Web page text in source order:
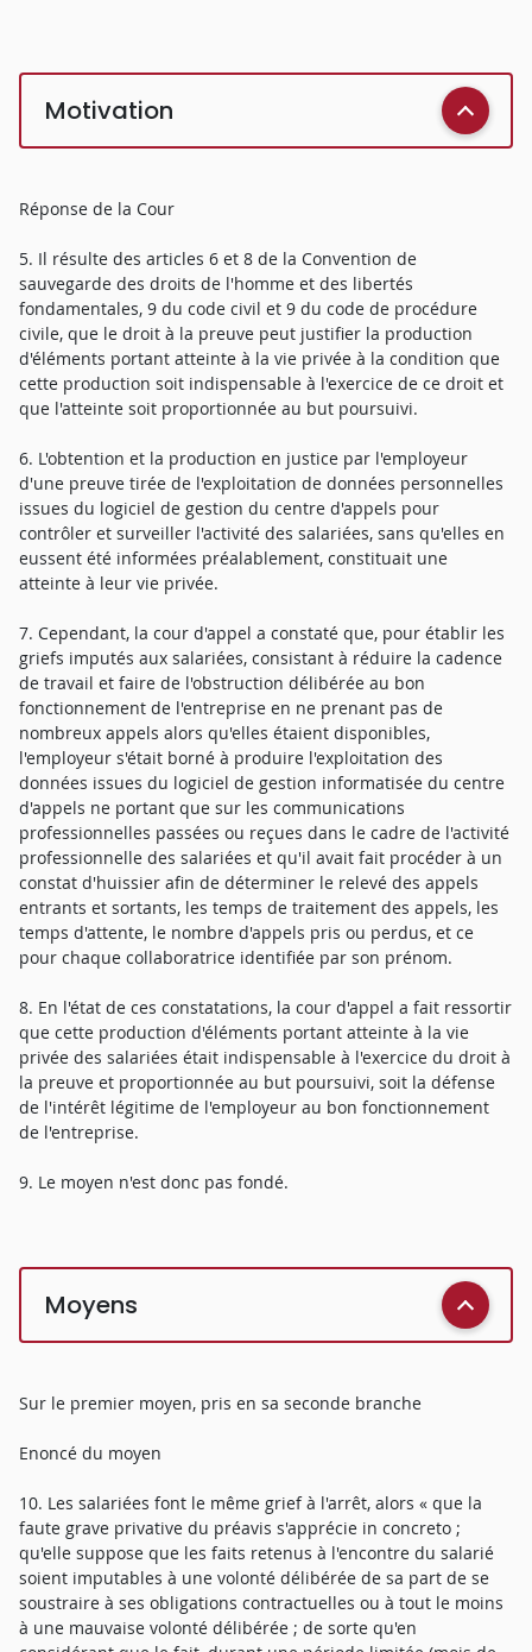
Motivation
Réponse de la Cour
5. Il résulte des articles 6 et 8 de la Convention de
sauvegarde des droits de l'homme et des libertés
fondamentales, 9 du code civil et 9 du code de procédure
civile, que le droit à la preuve peut justifier la production
d'éléments portant atteinte à la vie privée à la condition que
cette production soit indispensable à l'exercice de ce droit et
que l'atteinte soit proportionnée au but poursuivi.
6. L'obtention et la production en justice par l'employeur
d'une preuve tirée de l'exploitation de données personnelles
issues du logiciel de gestion du centre d'appels pour
contrôler et surveiller l'activité des salariées, sans qu'elles en
eussent été informées préalablement, constituait une
atteinte à leur vie privée.
7. Cependant, la cour d'appel a constaté que, pour établir les
griefs imputés aux salariées, consistant à réduire la cadence
de travail et faire de l'obstruction délibérée au bon
fonctionnement de l'entreprise en ne prenant pas de
nombreux appels alors qu'elles étaient disponibles,
l'employeur s'était borné à produire l'exploitation des
données issues du logiciel de gestion informatisée du centre
d'appels ne portant que sur les communications
professionnelles passées ou reçues dans le cadre de l'activité
professionnelle des salariées et qu'il avait fait procéder à un
constat d'huissier afin de déterminer le relevé des appels
entrants et sortants, les temps de traitement des appels, les
temps d'attente, le nombre d'appels pris ou perdus, et ce
pour chaque collaboratrice identifiée par son prénom.
8. En l'état de ces constatations, la cour d'appel a fait ressortir
que cette production d'éléments portant atteinte à la vie
privée des salariées était indispensable à l'exercice du droit à
la preuve et proportionnée au but poursuivi, soit la défense
de l'intérêt légitime de l'employeur au bon fonctionnement
de l'entreprise.
9. Le moyen n'est donc pas fondé.
Moyens
Sur le premier moyen, pris en sa seconde branche
Enoncé du moyen
10. Les salariées font le même grief à l'arrêt, alors « que la
faute grave privative du préavis s'apprécie in concreto ;
qu'elle suppose que les faits retenus à l'encontre du salarié
soient imputables à une volonté délibérée de sa part de se
soustraire à ses obligations contractuelles ou à tout le moins
à une mauvaise volonté délibérée ; de sorte qu'en